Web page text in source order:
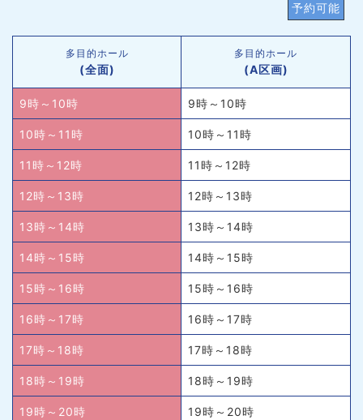
予約可能
多目的ホール
(全面)
多目的ホール
(A区画)
9時～10時 9時～10時
10時～11時 10時～11時
11時～12時 11時～12時
12時～13時 12時～13時
13時～14時 13時～14時
14時～15時 14時～15時
15時～16時 15時～16時
16時～17時 16時～17時
17時～18時 17時～18時
18時～19時 18時～19時
19時～20時 19時～20時